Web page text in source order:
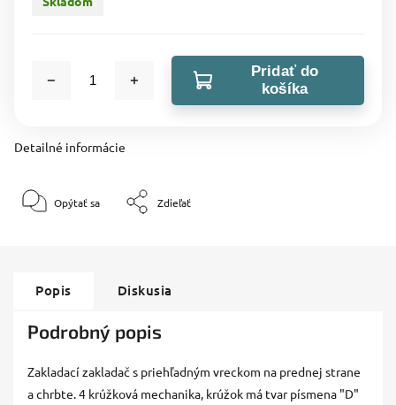
Pridať do
košíka
Detailné informácie
Opýtať sa Zdieľať
Popis Diskusia
Podrobný popis
Zakladací zakladač s priehľadným vreckom na prednej strane
a chrbte. 4 krúžková mechanika, krúžok má tvar písmena "D"